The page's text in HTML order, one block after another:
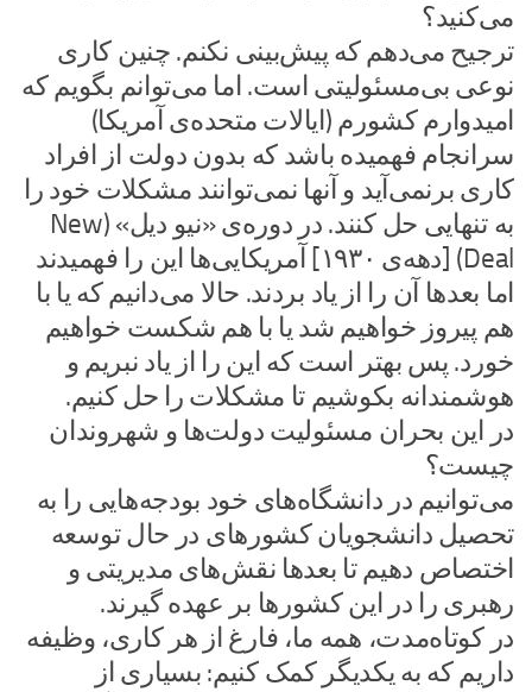
می‌کنید؟
ترجیح می‌دهم که پیش‌بینی نکنم. چنین کاری
نوعی بی‌مسئولیتی است. اما می‌توانم بگویم که
امیدوارم کشورم (ایالات متحده‌ی آمریکا)
سرانجام فهمیده باشد که بدون دولت از افراد
کاری برنمی‌آید و آنها نمی‌توانند مشکلات خود را
به تنهایی حل کنند. در دوره‌ی «نیو دیل» (New
Deal) [دهه‌ی ۱۹۳۰] آمریکایی‌ها این را فهمیدند
اما بعدها آن را از یاد بردند. حالا می‌دانیم که یا با
هم پیروز خواهیم شد یا با هم شکست خواهیم
خورد. پس بهتر است که این را از یاد نبریم و
هوشمندانه بکوشیم تا مشکلات را حل کنیم.
در این بحران مسئولیت دولت‌ها و شهروندان
چیست؟
می‌توانیم در دانشگاه‌های خود بودجه‌هایی را به
تحصیل دانشجویان کشورهای در حال توسعه
اختصاص دهیم تا بعدها نقش‌های مدیریتی و
رهبری را در این کشورها بر عهده گیرند.
در کوتاه‌مدت، همه‌‌ ما، فارغ از هر کاری، وظیفه
داریم که به یکدیگر کمک کنیم: بسیاری از